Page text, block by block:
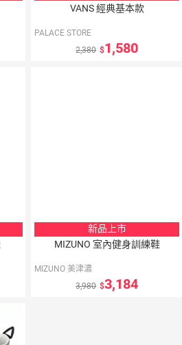
VANS 經典基本款
PALACE STORE
2,380
1,580
新品上市
MIZUNO 室內健身訓練鞋
MIZUNO 美津濃
3,980
3,184